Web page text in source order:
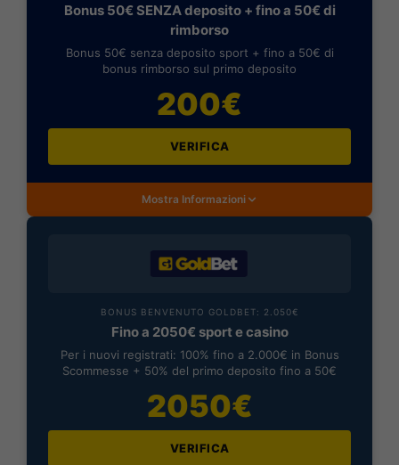
Bonus 50€ SENZA deposito + fino a 50€ di
rimborso
Bonus 50€ senza deposito sport + fino a 50€ di
bonus rimborso sul primo deposito
200€
VERIFICA
Mostra Informazioni
BONUS BENVENUTO GOLDBET: 2.050€
Fino a 2050€ sport e casino
Per i nuovi registrati: 100% fino a 2.000€ in Bonus
Scommesse + 50% del primo deposito fino a 50€
2050€
VERIFICA